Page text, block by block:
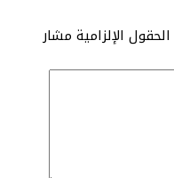
الحقول الإلزامية مشار